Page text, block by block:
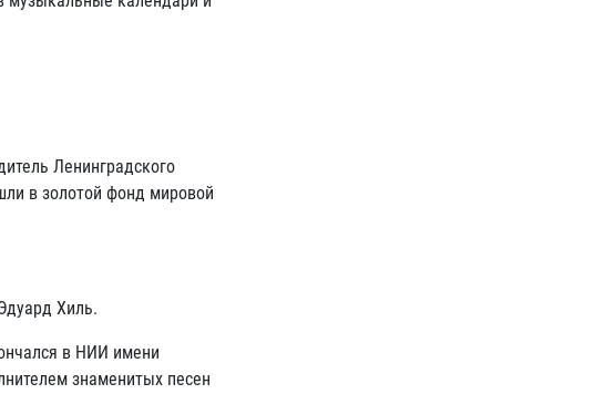
Ленинградского
в золотой фонд мировой
Хиль.
в НИИ имени
знаменитых песен